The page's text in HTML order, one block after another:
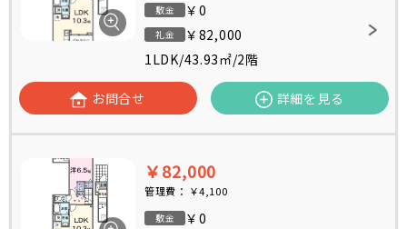
敷金 ￥0
礼金
￥82,000
1LDK/43.93㎡/2階
お問合せ 詳細を見る
￥82,000
管理費： ￥4,100
敷金 ￥0